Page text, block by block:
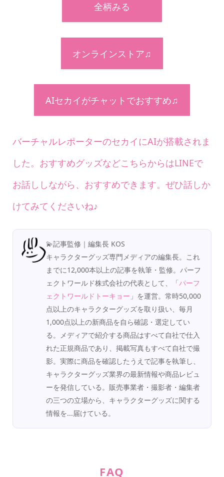
全柄みる
オンラインストア♫
AIセカイがチャットでおすすめ♫
バーチャルレポーターのセカイにAIが搭載されま
した。おすすめグッズなどこちらからはLINEで
お話ししながら、おすすめできます。ぜひ話しか
けてみてくださいね♪
💫記事監修｜編集長 KOS
キャラクターグッズ専門メディアの編集長。これ
までに12,000本以上の記事を執筆・監修。パーフ
ェクトワールド株式会社の代表として、「パーフ
ェクトワールドトーキョー 」を運営。常時50,000
点以上のキャラクターグッズを取り扱い、毎月
1,000点以上の新商品を自ら確認・選定してい
る。メディアで紹介する商品はすべて自社で仕入
れた正規商品であり、掲載写真もすべて自社で撮
影。実際に商品を確認したうえで記事を執筆し、
キャラクターグッズ業界の最新情報や商品レビュ
ーを発信している。販売事業者・撮影者・編集者
の三つの立場から、キャラクターグッズに関する
情報を...届けている。
FAQ